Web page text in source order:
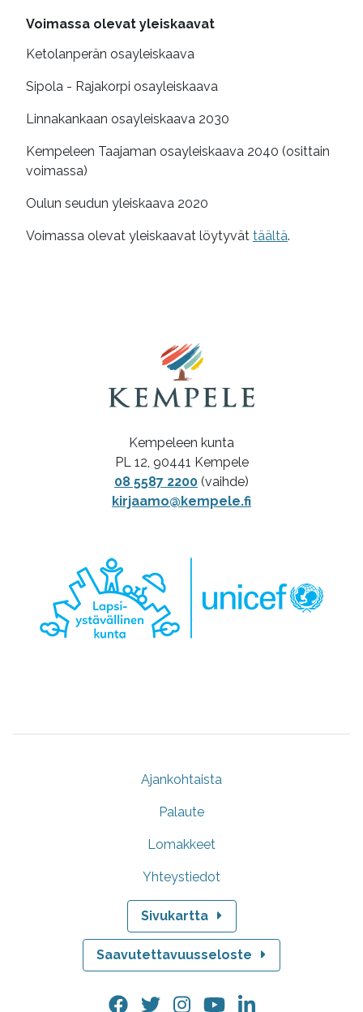
Voimassa olevat yleiskaavat
Ketolanperän osayleiskaava
Sipola - Rajakorpi osayleiskaava
Linnakankaan osayleiskaava 2030
Kempeleen Taajaman osayleiskaava 2040 (osittain
voimassa)
Oulun seudun yleiskaava 2020
Voimassa olevat yleiskaavat löytyvät täältä.
Kempeleen kunta
PL 12, 90441 Kempele
08 5587 2200 (vaihde)
kirjaamo@kempele.fi
Ajankohtaista
Palaute
Lomakkeet
Yhteystiedot
Sivukartta
Saavutettavuusseloste
Facebook.
Twitter.
Instagram.
YouTube.
LinkedIn.